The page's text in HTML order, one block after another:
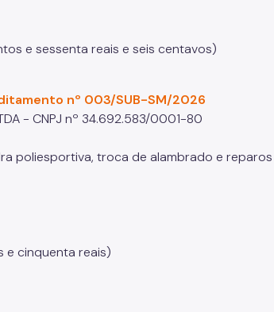
e sessenta reais e seis centavos)
nº 003/SUB-SM/2026
- CNPJ nº 34.692.583/0001-80
poliesportiva, troca de alambrado e
e cinquenta reais)